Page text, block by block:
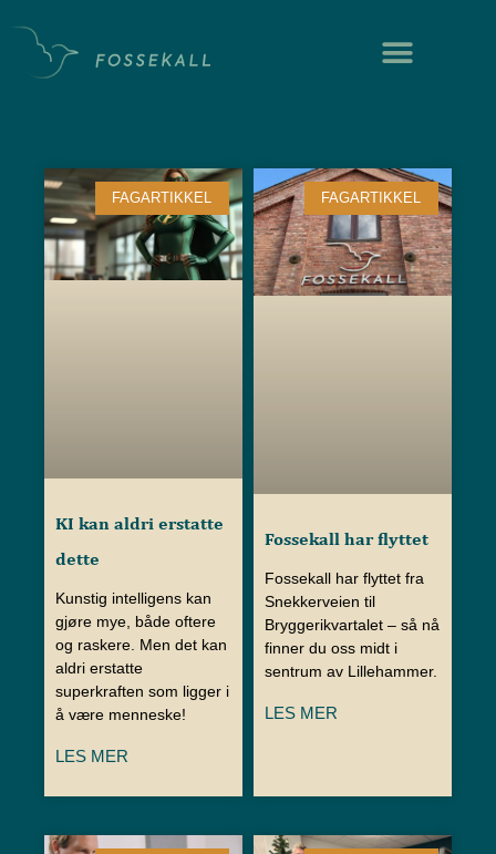
FAGARTIKKEL
KI kan aldri erstatte
dette
Kunstig intelligens kan
gjøre mye, både oftere
og raskere. Men det kan
aldri erstatte
superkraften som ligger i
å være menneske!
LES MER
FAGARTIKKEL
Fossekall har flyttet
Fossekall har flyttet fra
Snekkerveien til
Bryggerikvartalet – så nå
finner du oss midt i
sentrum av Lillehammer.
LES MER